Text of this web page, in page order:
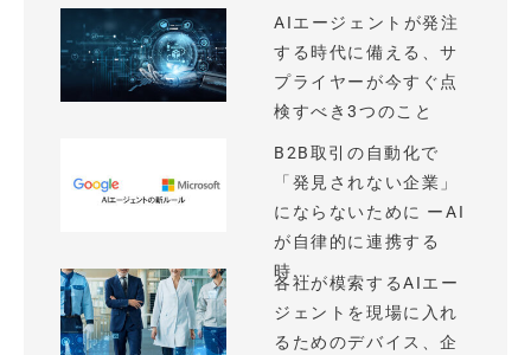
AIエージェントが発注
する時代に備える、サ
プライヤーが今すぐ点
検すべき3つのこと
B2B取引の自動化で
「発見されない企業」
にならないために ーAI
が自律的に連携する
時...
各社が模索するAIエー
ジェントを現場に入れ
るためのデバイス、企